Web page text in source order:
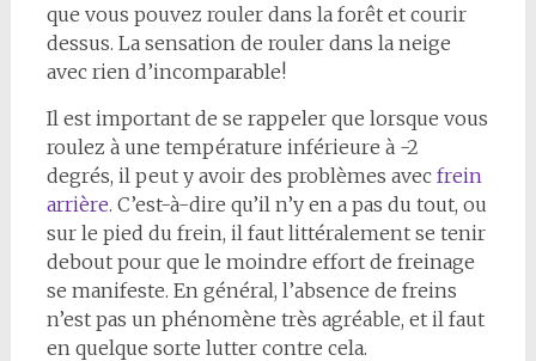
que vous pouvez rouler dans la forêt et courir
dessus. La sensation de rouler dans la neige
avec rien d’incomparable!
Il est important de se rappeler que lorsque vous
roulez à une température inférieure à -2
degrés, il peut y avoir des problèmes avec frein
arrière. C’est-à-dire qu’il n’y en a pas du tout, ou
sur le pied du frein, il faut littéralement se tenir
debout pour que le moindre effort de freinage
se manifeste. En général, l’absence de freins
n’est pas un phénomène très agréable, et il faut
en quelque sorte lutter contre cela.